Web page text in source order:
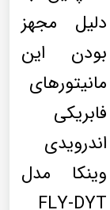
دلیل مجهز
بودن این
مانیتورهای
فابریکی
اندرویدی
وینکا مدل
FLY-DYT